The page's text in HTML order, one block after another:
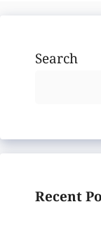
Search
Recent